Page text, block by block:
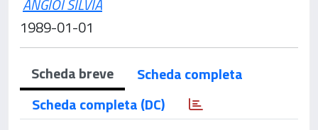
ANGIOI SILVIA
1989-01-01
Scheda breve
Scheda completa
Scheda completa (DC)